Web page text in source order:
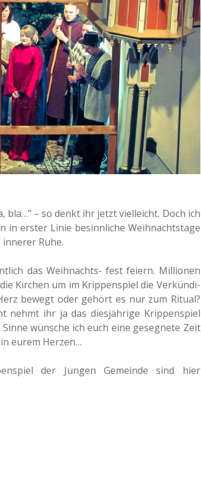
– so denkt ihr jetzt viel­leicht. Doch ich
in erster Linie besinn­li­che Weih­nachts­ta­ge
Ruhe.
das Weih­nachts- fest feiern. Mil­lio­nen
Kir­chen um im Krip­pen­spiel die Ver­kün­di­
bewegt oder gehört es nur zum Ritual?
nehmt ihr ja das dies­jäh­ri­ge Krip­pen­spiel
wün­sche ich euch eine geseg­ne­te Zeit
eurem Herzen…
der Jungen Gemein­de sind hier